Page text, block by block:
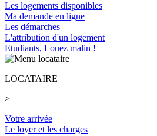
Les logements disponibles
Ma demande en ligne
Les démarches
L'attribution d'un logement
Etudiants, Louez malin !
LOCATAIRE
>
Votre arrivée
Le loyer et les charges